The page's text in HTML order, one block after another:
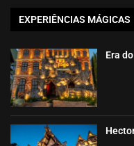
EXPERIÊNCIAS MÁGICAS
Era